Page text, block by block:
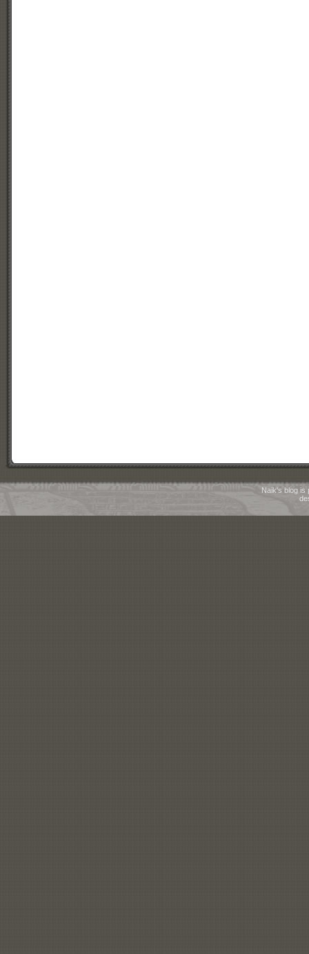
Naik's blog